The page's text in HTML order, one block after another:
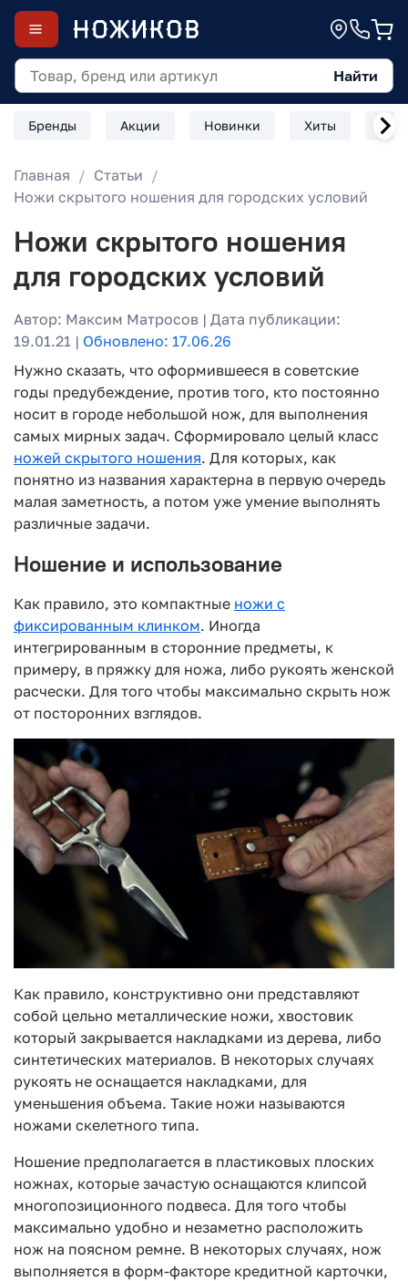
Найти
Бренды Акции Новинки Хиты
Главная
Статьи
Ножи скрытого ношения для городских условий
Ножи скрытого ношения
для городских условий
Автор: Максим Матросов | Дата публикации:
19.01.21 | Обновлено: 17.06.26
Нужно сказать, что оформившееся в советские
годы предубеждение, против того, кто постоянно
носит в городе небольшой нож, для выполнения
самых мирных задач. Сформировало целый класс
ножей скрытого ношения. Для которых, как
понятно из названия характерна в первую очередь
малая заметность, а потом уже умение выполнять
различные задачи.
Ношение и использование
Как правило, это компактные ножи с
фиксированным клинком. Иногда
интегрированным в сторонние предметы, к
примеру, в пряжку для ножа, либо рукоять женской
расчески. Для того чтобы максимально скрыть нож
от посторонних взглядов.
Как правило, конструктивно они представляют
собой цельно металлические ножи, хвостовик
который закрывается накладками из дерева, либо
синтетических материалов. В некоторых случаях
рукоять не оснащается накладками, для
уменьшения объема. Такие ножи называются
ножами скелетного типа.
Ношение предполагается в пластиковых плоских
ножнах, которые зачастую оснащаются клипсой
многопозиционного подвеса. Для того чтобы
максимально удобно и незаметно расположить
нож на поясном ремне. В некоторых случаях, нож
выполняется в форм-факторе кредитной карточки,